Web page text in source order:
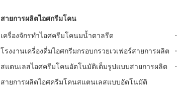
สายการผลิตไอศกรีมโคน
เครื่องจักรทำไอศครีมโคนมน้ำตาลรีด
โรงงานเครื่องดื่มไอศกรีมกรอบกรวยเวเฟอร์สายการผลิต
สแตนเลสไอศครีมโคนอัตโนมัติเต็มรูปแบบสายการผลิต
สายการผลิตไอศครีมโคนสแตนเลสแบบอัตโนมัติ